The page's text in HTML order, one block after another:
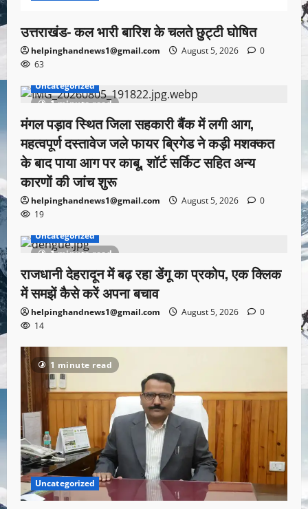
उत्तराखंड- कल भारी बारिश के चलते छुट्टी घोषित
helpinghandnews1@gmail.com August 5, 2026
0
63
1 minute read
Uncategorized
मंगल पड़ाव स्थित जिला सहकारी बैंक में लगी आग,
महत्वपूर्ण दस्तावेज जले फायर ब्रिगेड ने कड़ी मशक्कत
के बाद पाया आग पर काबू, शॉर्ट सर्किट सहित अन्य
कारणों की जांच शुरू
helpinghandnews1@gmail.com August 5, 2026
0
19
1 minute read
Uncategorized
राजधानी देहरादून में बढ़ रहा डेंगू का प्रकोप, एक क्लिक
में समझें कैसे करें अपना बचाव
helpinghandnews1@gmail.com August 5, 2026
0
14
1 minute read
Uncategorized